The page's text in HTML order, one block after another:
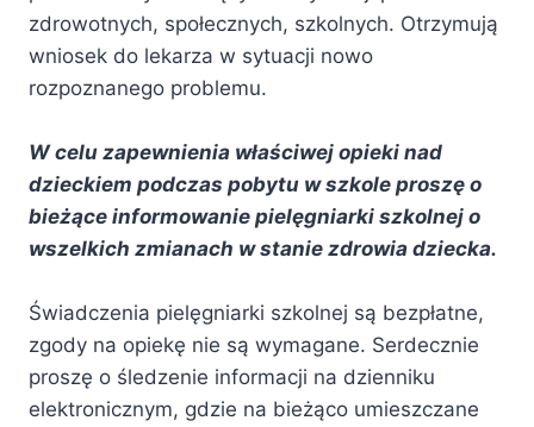
zdrowotnych, społecznych, szkolnych. Otrzymują
wniosek do lekarza w sytuacji nowo
rozpoznanego problemu.
W celu zapewnienia właściwej opieki nad
dzieckiem podczas pobytu w szkole proszę o
bieżące informowanie pielęgniarki szkolnej o
wszelkich zmianach w stanie zdrowia dziecka.
Świadczenia pielęgniarki szkolnej są bezpłatne,
zgody na opiekę nie są wymagane. Serdecznie
proszę o śledzenie informacji na dzienniku
elektronicznym, gdzie na bieżąco umieszczane